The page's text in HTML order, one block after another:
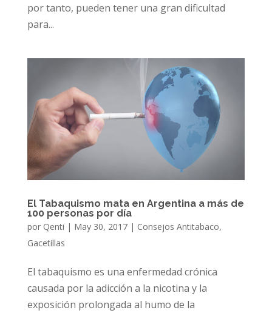
por tanto, pueden tener una gran dificultad
para...
El Tabaquismo mata en Argentina a más de
100 personas por día
por Qenti | May 30, 2017| Consejos Antitabaco,
Gacetillas
El tabaquismo es una enfermedad crónica
causada por la adicción a la nicotina y la
exposición prolongada al humo de la